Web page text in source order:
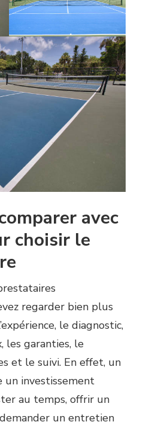
avec
choisir le
regarder bien plus
le diagnostic,
les garanties, le
et le suivi. En effet, un
un investissement
au temps, offrir un
un entretien